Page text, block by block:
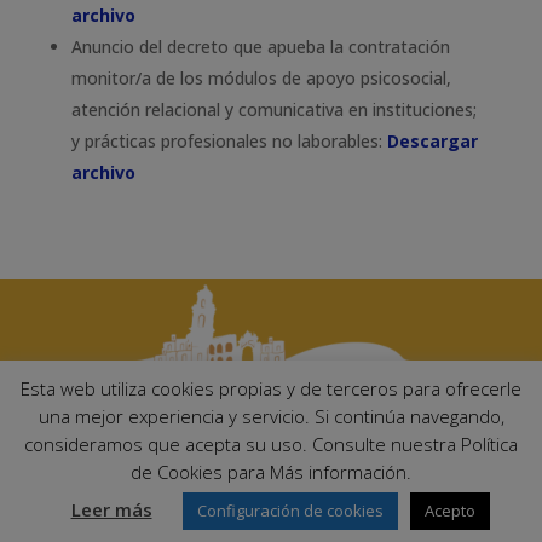
archivo
Anuncio del decreto que apueba la contratación
monitor/a de los módulos de apoyo psicosocial,
atención relacional y comunicativa en instituciones;
y prácticas profesionales no laborables: Descargar
archivo
Ayuntamiento de Palma del Río. Plaza Mayor de Andalucía, 1 C.P:
14700 – Palma del Río (Córdoba)
Email:
ayuntamiento@palmadelrio.es
Teléfono: 957 71 02 44 | Fax: 957 64 47 39
Esta web utiliza cookies propias y de terceros para ofrecerle
una mejor experiencia y servicio. Si continúa navegando,
consideramos que acepta su uso. Consulte nuestra Política
de Cookies para Más información.
Leer más
Configuración de cookies Acepto